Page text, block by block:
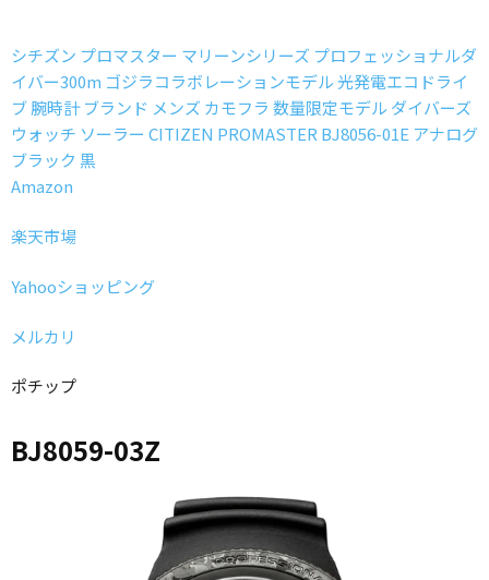
シチズン プロマスター マリーンシリーズ プロフェッショナルダ
イバー300m ゴジラコラボレーションモデル 光発電エコドライ
ブ 腕時計 ブランド メンズ カモフラ 数量限定モデル ダイバーズ
ウォッチ ソーラー CITIZEN PROMASTER BJ8056-01E アナログ
ブラック 黒
Amazon
楽天市場
Yahooショッピング
メルカリ
ポチップ
BJ8059-03Z